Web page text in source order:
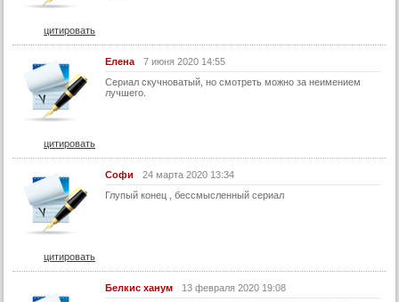
цитировать
Елена
7 июня 2020 14:55
Сериал скучноватый, но смотреть можно за неимением
лучшего.
цитировать
Софи
24 марта 2020 13:34
Глупый конец , бессмысленный сериал
цитировать
Белкис ханум
13 февраля 2020 19:08